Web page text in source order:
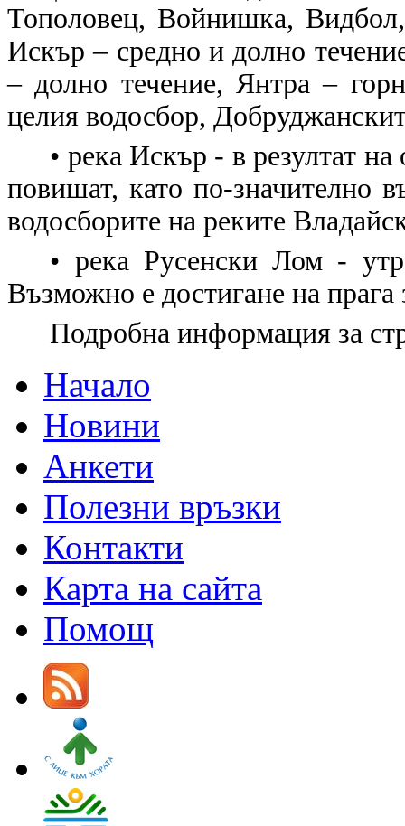
Тополовец, Войнишка,
Искър – средно и долно
– долно течение, Янтра –
целия водосбор,
• река Искър - в резултат
повишат, като по-значително
водосборите на реките
• река Русенски Лом -
Възможно е достигане на прага
Подробна информация за
Начало
Новини
Анкети
Полезни връзки
Контакти
Карта на сайта
Помощ